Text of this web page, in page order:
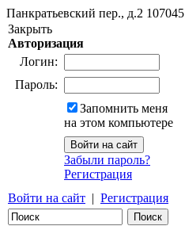
Панкратьевский пер., д.2 107045
Закрыть
Авторизация
Логин:
Пароль:
Запомнить меня
на этом компьютере
Забыли пароль?
Регистрация
Войти на сайт | Регистрация